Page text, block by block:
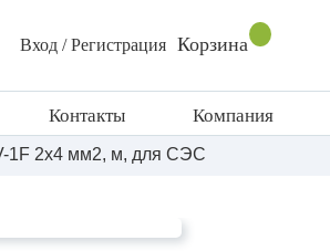
Вход / Регистрация Корзина
Контакты Компания
1F 2x4 мм2, м, для СЭС